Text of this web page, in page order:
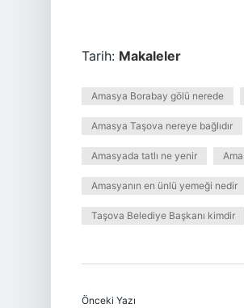
Tarih: Makaleler
Amasya Borabay gölü nerede
Amasya Taşova nereye bağlıdır
Amasyada tatlı ne yenir
Amasyanın en ünlü yemeği nedir
Taşova Belediye Başkanı kimdir
Önceki Yazı